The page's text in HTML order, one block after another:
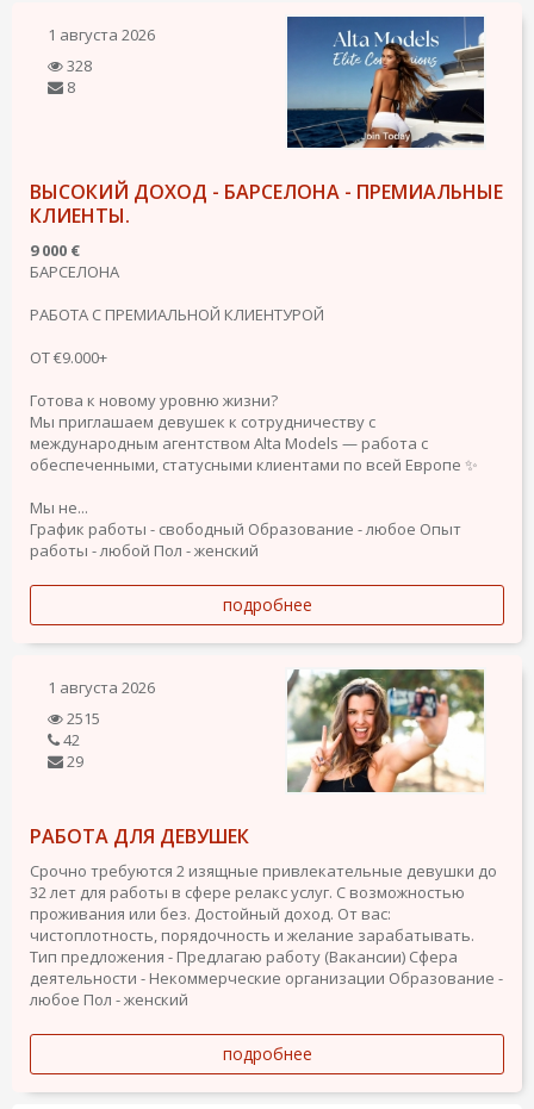
1 августа 2026
328
8
ВЫСОКИЙ ДОХОД - БАРСЕЛОНА - ПРЕМИАЛЬНЫЕ
КЛИЕНТЫ.
9 000 €
БАРСЕЛОНА
РАБОТА С ПРЕМИАЛЬНОЙ КЛИЕНТУРОЙ
ОТ €9.000+
Готова к новому уровню жизни?
Мы приглашаем девушек к сотрудничеству с
международным агентством Alta Models — работа с
обеспеченными, статусными клиентами по всей Европе ✨
Мы не...
График работы - свободный Образование - любое Опыт
работы - любой Пол - женский
подробнее
1 августа 2026
2515
42
29
РАБОТА ДЛЯ ДЕВУШЕК
Срочно требуются 2 изящные привлекательные девушки до
32 лет для работы в сфере релакс услуг. С возможностью
проживания или без. Достойный доход. От вас:
чистоплотность, порядочность и желание зарабатывать.
Тип предложения - Предлагаю работу (Вакансии) Сфера
деятельности - Некоммерческие организации Образование -
любое Пол - женский
подробнее